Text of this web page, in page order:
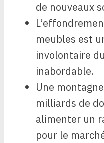
de nouveaux
meubles est
involontaire
inabordable.
Une
milliards de
alimenter un
pour le